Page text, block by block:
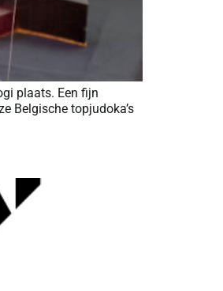
plaats. Een fijn
Belgische topjudoka’s